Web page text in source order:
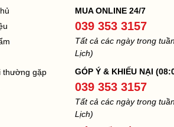
thường gặp
MUA ONLINE 24/7
039 353 3157
Tất cả các ngày trong
Lịch)
GÓP Ý & KHIẾU NẠI
039 353 3157
Tất cả các ngày trong
Lịch)